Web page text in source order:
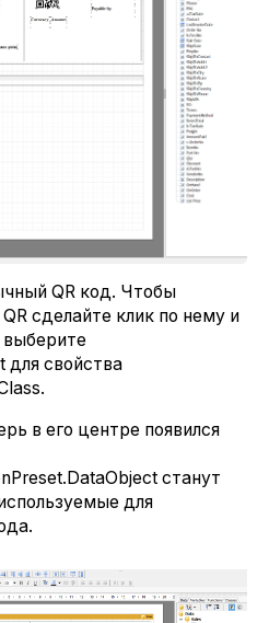
QR код. Чтобы
сделайте клик по нему и
выберите
для свойства
в его центре появился
станут
для